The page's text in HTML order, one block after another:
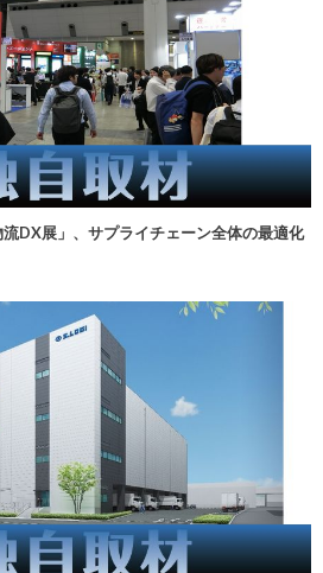
流DX展」、サプライチェーン全体の最適化